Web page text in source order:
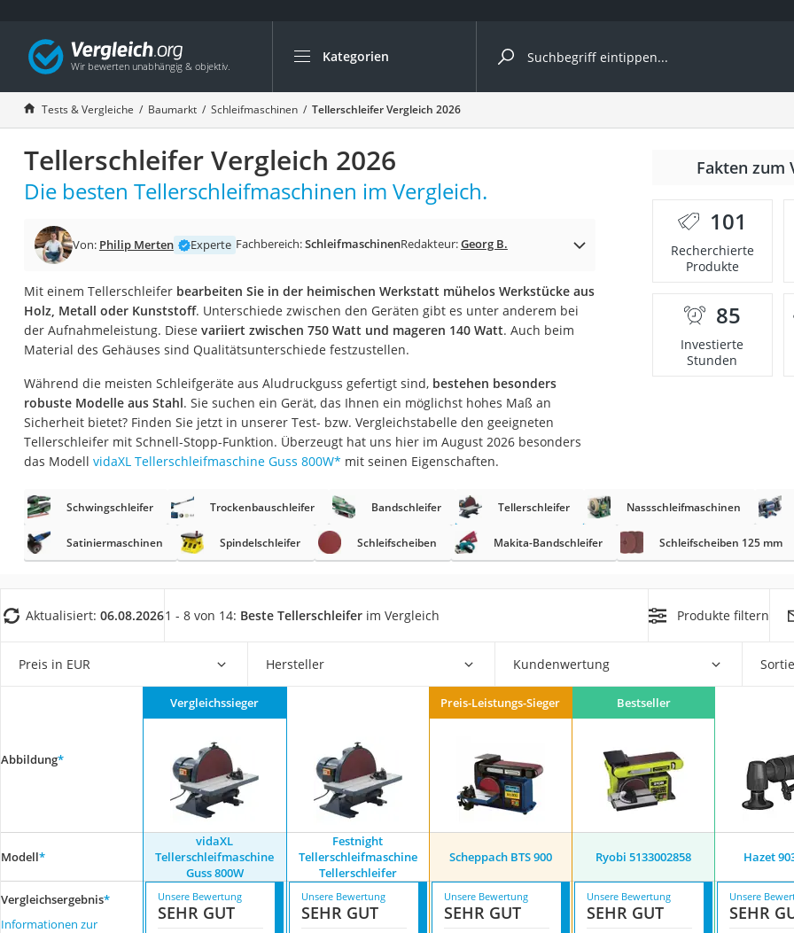
Kategorien
Die beliebtesten Vergleiche nach Kategorie
Baumarkt
Tresor feuerfest
Makita-Akku-Rasenmäher
Kappsäge
Akku-Rasentrimmer
Split-Klimaanlage 2 Innengeräte
Pelletofen
Bohrmaschine
Tiefbrunnenpumpe
Fliesenschneider
Hochdruckreiniger
Doppelschleifer
Überwachungskamera
Benzinrasenmäher mit Elektrostart
Akku-Laubsauger
Multimeter
Gasdurchlauferhitzer
Service
Tests & Vergleiche Baumarkt Schleifmaschinen Tellerschleifer Vergleich 2026
Tellerschleifer Vergleich 2026
Die besten Tellerschleifmaschinen im Vergleich.
Von: Philip Merten Experte Fachbereich:SchleifmaschinenRedakteur:Georg B.
Mit einem Tellerschleifer bearbeiten Sie in der heimischen Werkstatt mühelos Werkstücke aus
Holz, Metall oder Kunststoff. Unterschiede zwischen den Geräten gibt es unter anderem bei
der Aufnahmeleistung. Diese variiert zwischen 750 Watt und mageren 140 Watt. Auch beim
Material des Gehäuses sind Qualitätsunterschiede festzustellen.
Während die meisten Schleifgeräte aus Aludruckguss gefertigt sind, bestehen besonders
robuste Modelle aus Stahl. Sie suchen ein Gerät, das Ihnen ein möglichst hohes Maß an
Sicherheit bietet? Finden Sie jetzt in unserer Test- bzw. Vergleichstabelle den geeigneten
Tellerschleifer mit Schnell-Stopp-Funktion. Überzeugt hat uns hier im August 2026 besonders
das Modell vidaXL Tellerschleifmaschine Guss 800W* mit seinen Eigenschaften.
Fakten zum
101
Recherchierte
Produkte
85
Investierte
Stunden
Schwingschleifer Trockenbauschleifer Bandschleifer Tellerschleifer Nassschleifmaschinen
Satiniermaschinen Spindelschleifer Schleifscheiben Makita-Bandschleifer Schleifscheiben 125 mm
Aktualisiert: 06.08.20261 - 8 von 14: Beste Tellerschleifer im Vergleich Produkte filtern
Preis in EUR Hersteller Kundenwertung
Abbildung*
Vergleichssieger Preis-Leistungs-Sieger Bestseller
Modell*
vidaXL
Tellerschleifmaschine
Guss 800W
Festnight
Tellerschleifmaschine
Tellerschleifer
Scheppach BTS 900 Ryobi 5133002858 Hazet
Vergleichsergebnis*
Informationen zur
Unsere Bewertung
SEHR GUT
Unsere Bewertung
SEHR GUT
Unsere Bewertung
SEHR GUT
Unsere Bewertung
SEHR GUT
Unsere
SEHR